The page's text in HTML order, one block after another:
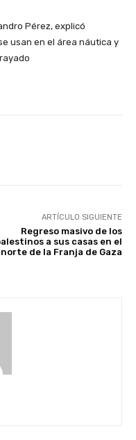
Pérez, explicó
usan en el área náutica y
ARTÍCULO SIGUIENTE
Regreso masivo de los
a sus casas en el
norte de la Franja de Gaza